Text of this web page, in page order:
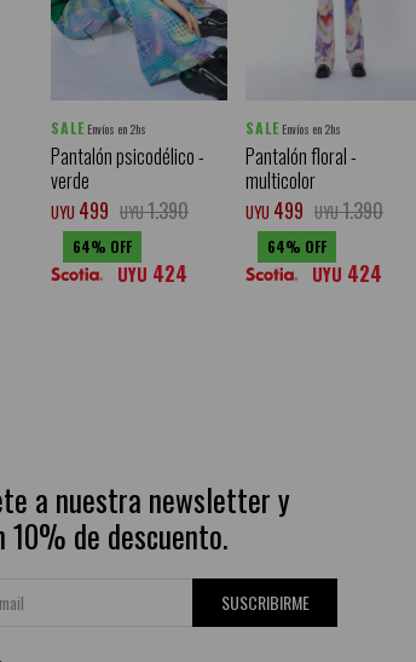
SALE Envíos en 2hs
Pantalón psicodélico -
verde
UYU 499 UYU1.390
64
UYU 424
SALE Envíos en 2hs
Pantalón floral -
multicolor
UYU 499 UYU1.390
64
UYU 424
a nuestra newsletter y
10% de descuento.
SUSCRIBIRME